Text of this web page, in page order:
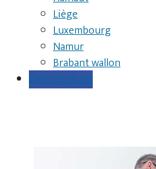
Liège
Luxembourg
Namur
Brabant wallon
Devis gratuits